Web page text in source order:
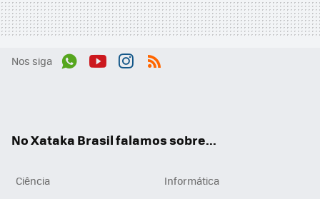
Nos siga
No Xataka Brasil falamos sobre...
Ciência
Informática